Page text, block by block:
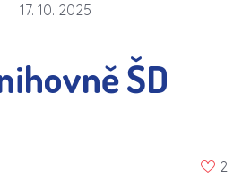
17. 10. 2025
ŠD
2